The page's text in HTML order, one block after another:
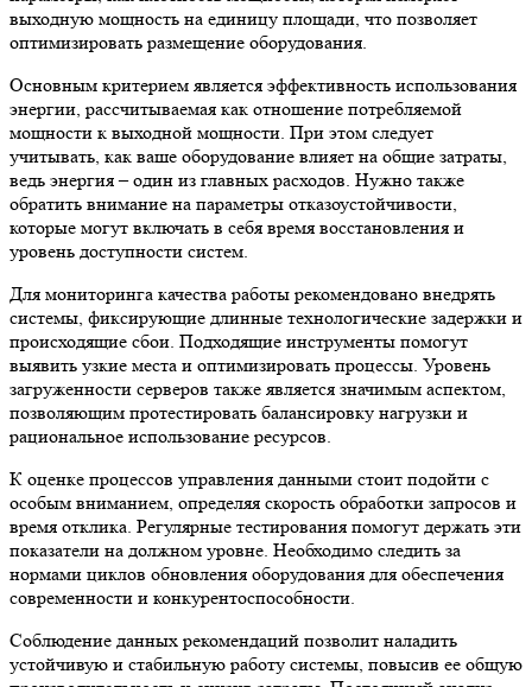
выходную мощность на единицу площади, что позволяет
оптимизировать размещение оборудования.
Основным критерием является эффективность использования
энергии, рассчитываемая как отношение потребляемой
мощности к выходной мощности. При этом следует
учитывать, как ваше оборудование влияет на общие затраты,
ведь энергия – один из главных расходов. Нужно также
обратить внимание на параметры отказоустойчивости,
которые могут включать в себя время восстановления и
уровень доступности систем.
Для мониторинга качества работы рекомендовано внедрять
системы, фиксирующие длинные технологические задержки и
происходящие сбои. Подходящие инструменты помогут
выявить узкие места и оптимизировать процессы. Уровень
загруженности серверов также является значимым аспектом,
позволяющим протестировать балансировку нагрузки и
рациональное использование ресурсов.
К оценке процессов управления данными стоит подойти с
особым вниманием, определяя скорость обработки запросов и
время отклика. Регулярные тестирования помогут держать эти
показатели на должном уровне. Необходимо следить за
нормами циклов обновления оборудования для обеспечения
современности и конкурентоспособности.
Соблюдение данных рекомендаций позволит наладить
устойчивую и стабильную работу системы, повысив ее общую